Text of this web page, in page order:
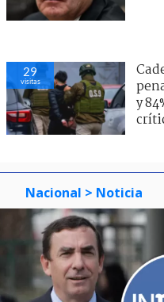
29
visitas
y
Nacional > Noticia